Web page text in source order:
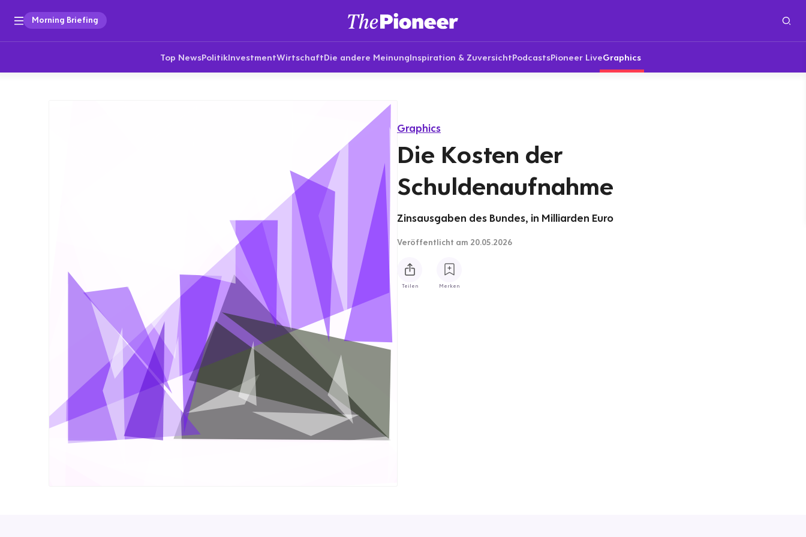
Morning Briefing
Top NewsPolitikInvestmentWirtschaftDie andere MeinungInspiration & ZuversichtPodcastsPioneer LiveGraphics
Graphics
Die Kosten der
Schuldenaufnahme
Zinsausgaben des Bundes, in Milliarden Euro
Veröffentlicht am 20.05.2026
Teilen Merken